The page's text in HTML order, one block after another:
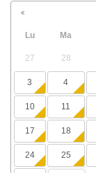
Lu Ma
27 28
3 4
10 11
17 18
24 25